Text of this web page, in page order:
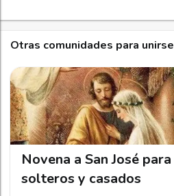
Otras comunidades para unirse
Novena a San José para
solteros y casados